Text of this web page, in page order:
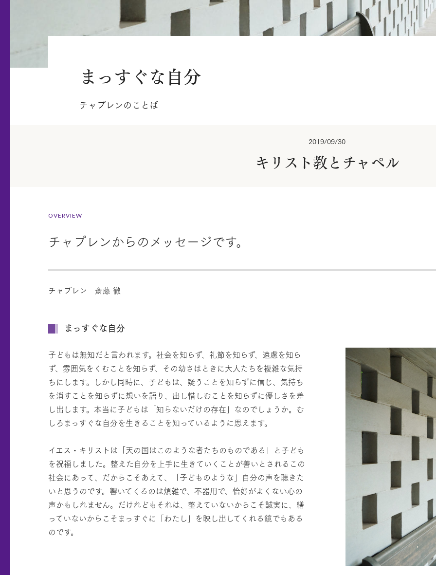
まっすぐな自分
チャプレンのことば
2019/09/30
キリスト教とチャペル
OVERVIEW
チャプレンからのメッセージです。
チャプレン 斎藤 徹
まっすぐな自分
子どもは無知だと言われます。社会を知らず、礼節を知らず、遠慮を知ら
ず、雰囲気をくむことを知らず、その幼さはときに大人たちを複雑な気持
ちにします。しかし同時に、子どもは、疑うことを知らずに信じ、気持ち
を消すことを知らずに想いを語り、出し惜しむことを知らずに優しさを差
し出します。本当に子どもは「知らないだけの存在」なのでしょうか。む
しろまっすぐな自分を生きることを知っているように思えます。
イエス・キリストは「天の国はこのような者たちのものである」と子ども
を祝福しました。整えた自分を上手に生きていくことが善いとされるこの
社会にあって、だからこそあえて、「子どものような」自分の声を聴きた
いと思うのです。響いてくるのは煩雑で、不器用で、恰好がよくない心の
声かもしれません。だけれどもそれは、整えていないからこそ誠実に、繕
っていないからこそまっすぐに「わたし」を映し出してくれる鏡でもある
のです。